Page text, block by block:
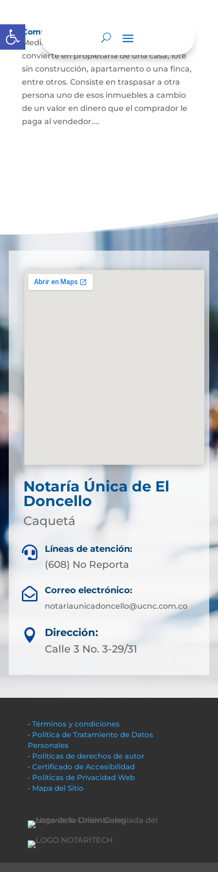
Abrir barra de herramientas
Compraventa de inmuebles
Mediante este contrato, una persona se
convierte en propietaria de una casa, lote
sin construcción, apartamento o una finca,
entre otros. Consiste en traspasar a otra
persona uno de esos inmuebles a cambio
de un valor en dinero que el comprador le
paga al vendedor....
Notaría Única de El
Doncello
Caquetá
 Líneas de atención:
(608) No Reporta
 Correo electrónico:
notariaunicadoncello@ucnc.com.co

Dirección:
Calle 3 No. 3-29/31
• Términos y condiciones
• Política de Tratamiento de Datos
Personales
• Políticas de derechos de autor
• Certificado de Accesibilidad
• Políticas de Privacidad Web
• Mapa del Sitio